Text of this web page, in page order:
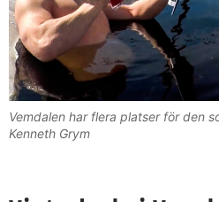
Vemdalen har flera platser för den
Kenneth Grym